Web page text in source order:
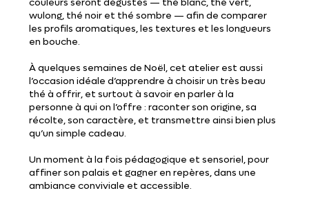
wulong, thé noir et thé sombre — afin de comparer
les profils aromatiques, les textures et les longueurs
en bouche.
À quelques semaines de Noël, cet atelier est aussi
l’occasion idéale d’apprendre à choisir un très beau
thé à offrir, et surtout à savoir en parler à la
personne à qui on l’offre : raconter son origine, sa
récolte, son caractère, et transmettre ainsi bien plus
qu’un simple cadeau.
Un moment à la fois pédagogique et sensoriel, pour
affiner son palais et gagner en repères, dans une
ambiance conviviale et accessible.